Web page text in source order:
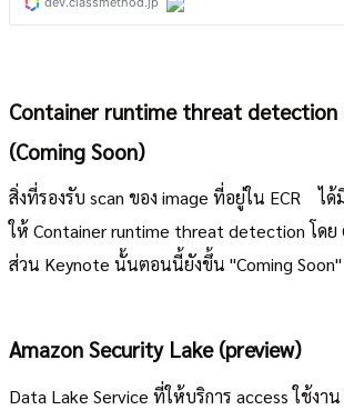
Container runtime threat detection
(Coming Soon)
สิ่งที่รองรับ scan ของ image ที่อยู่ใน ECR ไ
ให้ Container runtime threat detection โดย
ส่วน Keynote นั้นตอนนี้ยังขึ้น "Coming
Amazon Security Lake (preview)
Data Lake Service ที่ให้บริการ access ใช้งา